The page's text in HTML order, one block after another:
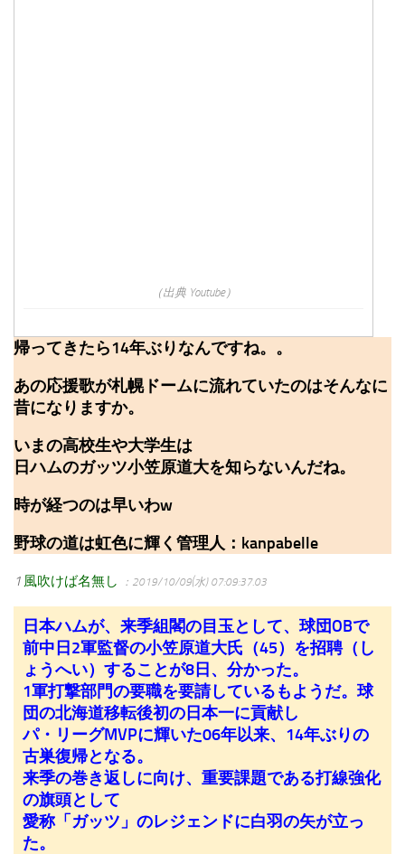
（出典 Youtube）
帰ってきたら14年ぶりなんですね。。
あの応援歌が札幌ドームに流れていたのはそんなに
昔になりますか。
いまの高校生や大学生は
日ハムのガッツ小笠原道大を知らないんだね。
時が経つのは早いわw
野球の道は虹色に輝く管理人：kanpabelle
1 風吹けば名無し ：2019/10/09(水) 07:09:37.03
日本ハムが、来季組閣の目玉として、球団OBで
前中日2軍監督の小笠原道大氏（45）を招聘（し
ょうへい）することが8日、分かった。
1軍打撃部門の要職を要請しているもようだ。球
団の北海道移転後初の日本一に貢献し
パ・リーグMVPに輝いた06年以来、14年ぶりの
古巣復帰となる。
来季の巻き返しに向け、重要課題である打線強化
の旗頭として
愛称「ガッツ」のレジェンドに白羽の矢が立っ
た。